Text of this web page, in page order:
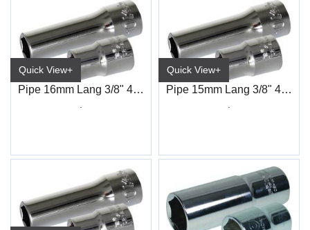
Quick View+
Pipe 16mm Lang 3/8" 4-kt
Quick View+
Pipe 15mm Lang 3/8" 4-kt